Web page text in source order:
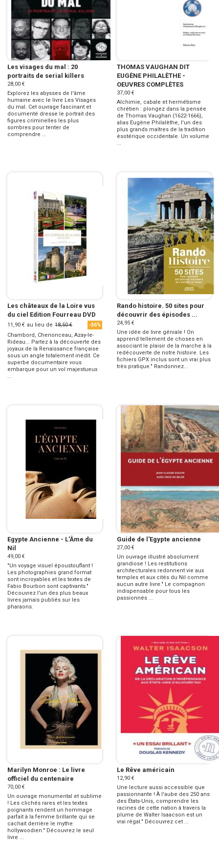
Les visages du mal : 20
portraits de serial killers
28,00 €
Explorez les abysses de l'âme
humaine avec le livre Les Visages
du mal. Cet ouvrage fascinant et
documenté dresse le portrait des
figures criminelles les plus
sombres pour tenter de
comprendre ...
THOMAS VAUGHAN DIT
EUGÈNE PHILALÈTHE -
OEUVRES COMPLÈTES
37,00 €
Alchimie, cabale et hermétisme
chrétien : plongez dans la pensée
de Thomas Vaughan (1622-1666),
alias Eugène Philalèthe, l'un des
plus grands maîtres de la tradition
ésotérique occidentale. Un volume
...
Les châteaux de la Loire vus
du ciel Edition Fourreau DVD
11,90 € au lieu de 18,50 € -36%
Chambord, Chenonceau, Azay-le-
Rideau... Partez à la découverte des
joyaux de la Renaissance française
sous un angle totalement inédit. Ce
superbe documentaire vous
embarque pour un vol majestueux
...
Rando histoire. 50 sites pour
découvrir des épisodes ...
24,95 €
Une idée de livre géniale ! On
apprend tellement de choses en
associant le plaisir de la marche à la
redécouverte de notre histoire. Les
fichiers GPX inclus sont un vrai plus
très pratique." Randonnez...
Egypte Ancienne - L'Âme du
Nil
49,00 €
"Un voyage visuel époustouflant !
Les photographies grand format
sont incroyables et les textes de
Fabio Bourbon sont captivants."
Découvrez l'un des plus beaux
livres jamais publiés sur les
pharaons.
Guide de l'Egypte ancienne
27,00 €
Un ouvrage illustré absolument
grandiose ! Les restitutions
architecturales redonnent vie aux
temples et aux cités du Nil comme
aucun autre livre." Le compagnon
indispensable pour tous les
passionnés ...
Marilyn Monroe : Le livre
officiel du centenaire
70,00 €
Un ouvrage monumental et sublime
! Les clichés rares et les textes
poignants rendent un hommage
parfait à la femme brillante qui se
cachait derrière le mythe
hollywoodien." Découvrez le seul
livre ...
Le Rêve américain
12,90 €
Une lecture aussi accessible que
passionnante ! À l'aube des 250 ans
des États-Unis, comprendre les
racines de cette nation à travers la
plume de Walter Isaacson est un
vrai régal." Découvrez cet ...